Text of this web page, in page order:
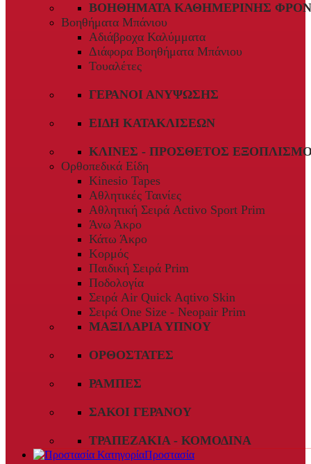
ΒΟΗΘΉΜΑΤΑ ΚΑΘΗΜΕΡΙΝΉΣ
Βοηθήματα Μπάνιου
Αδιάβροχα Καλύμματα
Διάφορα Βοηθήματα Μπάνιου
Τουαλέτες
ΓΕΡΑΝΟΊ ΑΝΎΨΩΣΗΣ
ΕΊΔΗ ΚΑΤΑΚΛΊΣΕΩΝ
ΚΛΊΝΕΣ - ΠΡΌΣΘΕΤΟΣ
Ορθοπεδικά Είδη
Kinesio Tapes
Αθλητικές Ταινίες
Αθλητική Σειρά Activo Sport Prim
Άνω Άκρο
Κάτω Άκρο
Κορμός
Παιδική Σειρά Prim
Ποδολογία
Σειρά Air Quick Aqtivo Skin
Σειρά One Size - Neopair Prim
ΜΑΞΙΛΆΡΙΑ ΎΠΝΟΥ
ΟΡΘΟΣΤΆΤΕΣ
ΡΆΜΠΕΣ
ΣΆΚΟΙ ΓΕΡΑΝΟΎ
ΤΡΑΠΕΖΆΚΙΑ - ΚΟΜΟΔΊΝΑ
Προστασία